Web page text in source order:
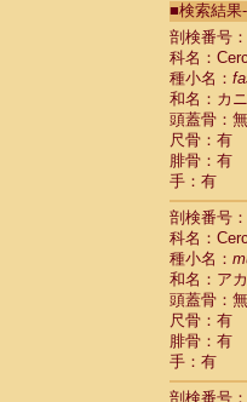
■検索結果
剖検番号
科名：
種小名：
和名：カ
頭蓋骨：無
尺骨：有
腓骨：有
手：有
剖検番号
科名：
種小名：
和名：ア
頭蓋骨：無
尺骨：有
腓骨：有
手：有
剖検番号